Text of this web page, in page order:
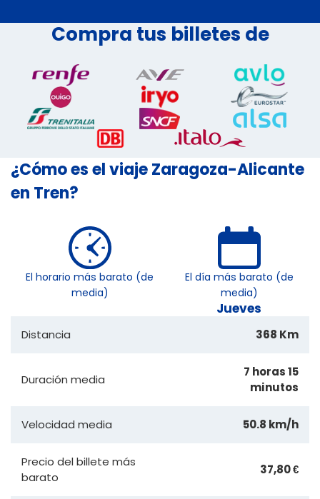
Compra tus billetes de
¿Cómo es el viaje Zaragoza-Alicante
en Tren?
El horario más barato (de
media)
El día más barato (de
media)
Jueves
Distancia 368 Km
Duración media
7 horas 15
minutos
Velocidad media 50.8 km/h
Precio del billete más
barato
37,80 €